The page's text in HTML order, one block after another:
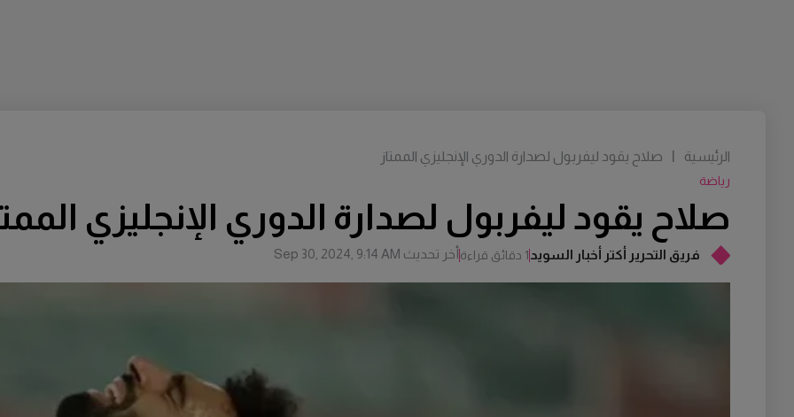
فريق التحرير أكتر أخبار السويد1 دقائق قراءة أخر تحديث Sep 30, 2024, 9:14 AM
صلاح يقود ليفربول لصدارة الدوري الإنجليزي
رياضة
الرئيسية | صلاح يقود ليفربول لصدارة الدوري الإنجليزي الممتاز